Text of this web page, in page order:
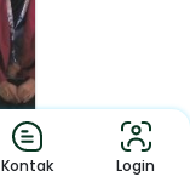
Kontak Login